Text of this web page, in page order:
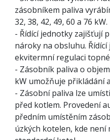
zásobníkem paliva
32, 38, 42, 49, 60 a 76 kW.
- Řídící jednotky zajišťují
nároky na obsluhu.
ekvitermní regulaci
- Zásobník paliva o
kW umožňuje přikládání
- Zásobní paliva lze
před kotlem. Provedení
předním umístěním
úzkých kotelen, kde